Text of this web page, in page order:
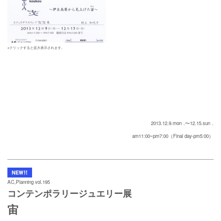
※クリックすると拡大表示されます。
2013.12.9.mon .〜12.15.sun .
am11:00~pm7:00（Final day-pm5:00）
AC,Planning vol.195
コンテンポラリージュエリー展
宙